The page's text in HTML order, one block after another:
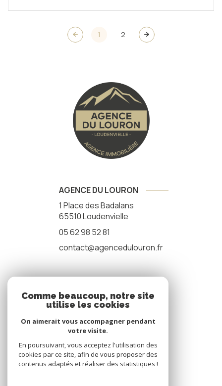
1 2
AGENCE DU LOURON
1 Place des Badalans
65510Loudenvielle
05 62 98 52 81
contact@agencedulouron.fr
nous suivre
Comme beaucoup, notre site
utilise les cookies
On aimerait vous accompagner pendant
votre visite.
En poursuivant, vous acceptez l'utilisation des
cookies par ce site, afin de vous proposer des
contenus adaptés et réaliser des statistiques !